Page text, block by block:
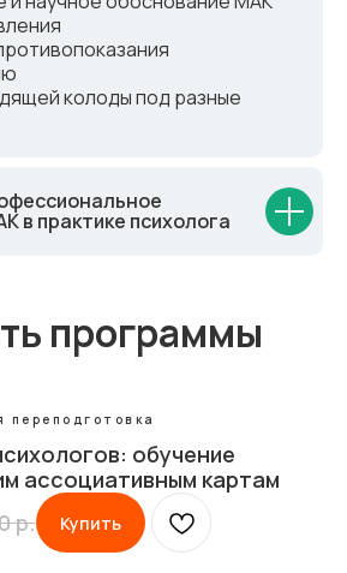
колоды под разные
в практике психолога
программы
обучение
ассоциативным картам
р. Купить